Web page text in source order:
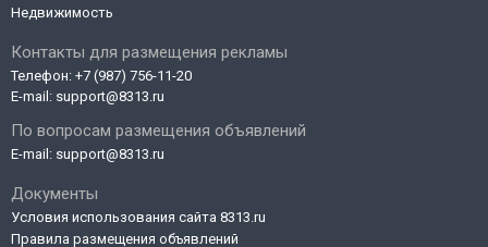
Контакты для размещения рекламы
Телефон: +7 (987) 756-11-20
E-mail: support@8313.ru
По вопросам размещения объявлений
E-mail: support@8313.ru
Документы
Условия использования сайта 8313.ru
Правила размещения объявлений
Недвижимость